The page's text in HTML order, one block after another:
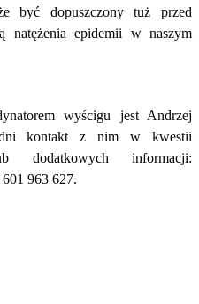
być dopuszczony tuż przed
natężenia epidemii w naszym
wyścigu jest Andrzej
kontakt z nim w kwestii
dodatkowych informacji:
963 627.